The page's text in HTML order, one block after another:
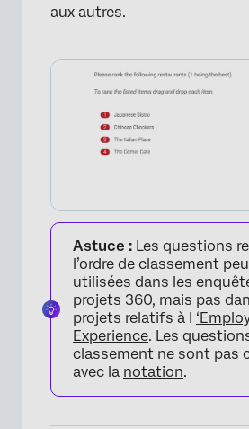
aux autres.
Astuce : Les questions
l’ordre de classement
utilisées dans les
projets 360, mais pas
projets relatifs à l
Experience. Les
classement ne sont pas
avec la notation.